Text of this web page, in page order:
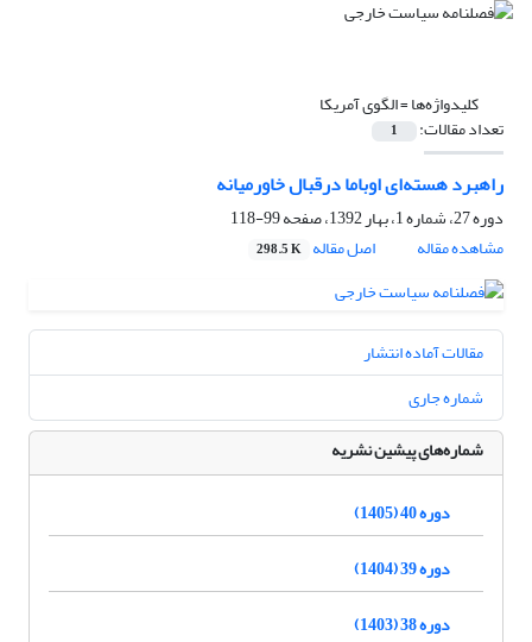
کلیدواژه‌ها =الگوی آمریکا
تعداد مقالات: 1
راهبرد هسته‌ای اوباما درقبال خاورمیانه
دوره 27، شماره 1، بهار 1392، صفحه
99-118
مشاهده مقاله
اصل مقاله 298.5 K
مقالات آماده انتشار
شماره جاری
شماره‌های پیشین نشریه
دوره 40 (1405)
دوره 39 (1404)
دوره 38 (1403)